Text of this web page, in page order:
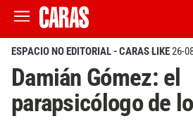
ESPACIO NO EDITORIAL - CARAS LIKE26-
Damián Gómez: el
parapsicólogo de